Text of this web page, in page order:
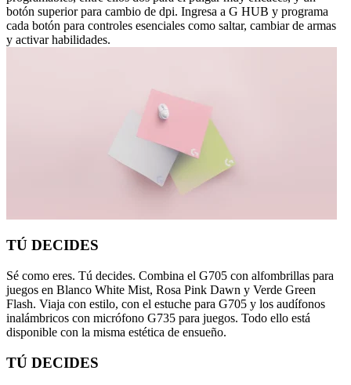
botón superior para cambio de dpi. Ingresa a G HUB y programa
cada botón para controles esenciales como saltar, cambiar de armas
y activar habilidades.
TÚ DECIDES
Sé como eres. Tú decides. Combina el G705 con alfombrillas para
juegos en Blanco White Mist, Rosa Pink Dawn y Verde Green
Flash. Viaja con estilo, con el estuche para G705 y los audífonos
inalámbricos con micrófono G735 para juegos. Todo ello está
disponible con la misma estética de ensueño.
TÚ DECIDES